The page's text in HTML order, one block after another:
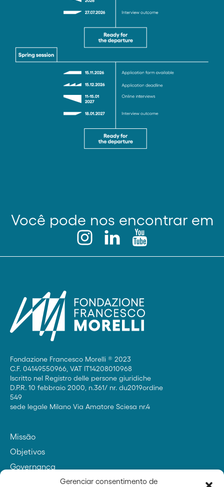
Gerenciar consentimento de
Você pode nos encontrar em
Fondazione Francesco Morelli ® 2023
C.F. 04149550966, VAT IT14208010968
Iscritto nel Registro delle persone giuridiche
D.P.R. 10 febbraio 2000, n.361/ nr. du2019ordine
549
sede legale Milano Via Amatore Sciesa nr.4
Missão
Objetivos
Governança